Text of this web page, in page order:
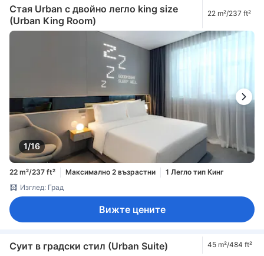
Стая Urban с двойно легло king size
(Urban King Room)
22 m²/237 ft²
1/16
22 m²/237 ft² Максимално 2 възрастни
1 Легло тип Кинг
Изглед: Град
Вижте цените
Суит в градски стил (Urban Suite) 45 m²/484 ft²